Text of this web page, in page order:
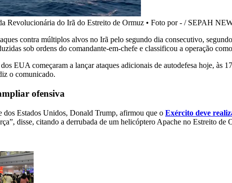
Revolucionária do Irã do Estreito de Ormuz • Foto por - / SEPAH
contra múltiplos alvos no Irã pelo segundo dia consecutivo,
sob ordens do comandante-em-chefe e classificou a operação
EUA começaram a lançar ataques adicionais de autodefesa hoje,
o comunicado.
ofensiva
dos Estados Unidos, Donald Trump, afirmou que o Exército deve
disse, citando a derrubada de um helicóptero Apache no Estreito